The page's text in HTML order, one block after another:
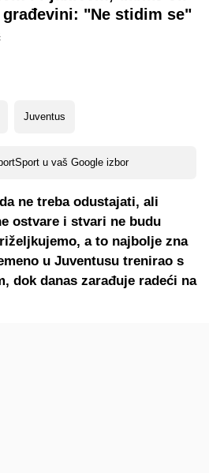
"Ne stidim se"
Juventus
u vaš Google izbor
ne treba odustajati, ali
ostvare i stvari ne budu
a to najbolje zna
u Juventusu trenirao s
dok danas zarađuje radeći na